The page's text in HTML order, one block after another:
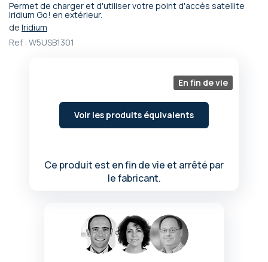
Permet de charger et d'utiliser votre point d'accès satellite
Iridium Go! en extérieur.
de Iridium
Ref : W5USB1301
En fin de vie
Voir les produits équivalents
Ce produit est en fin de vie et arrêté par
le fabricant.
Passer
au
de